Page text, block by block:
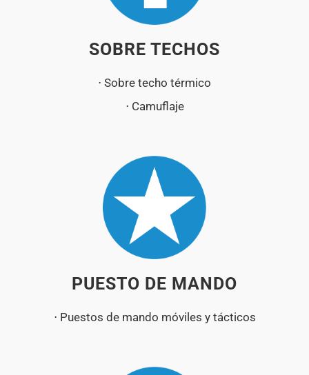
SOBRE TECHOS
⋅ Sobre techo térmico
⋅ Camuflaje
PUESTO DE MANDO
⋅ Puestos de mando móviles y tácticos